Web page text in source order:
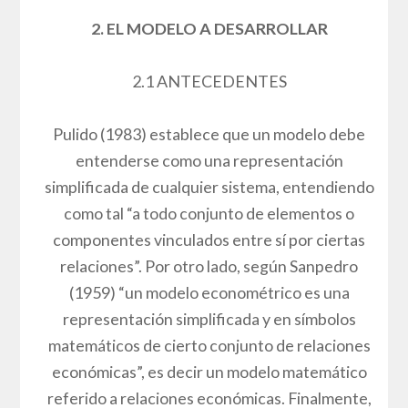
2. EL MODELO A DESARROLLAR
2.1 ANTECEDENTES
Pulido (1983) establece que un modelo debe
entenderse como una representación
simplificada de cualquier sistema, entendiendo
como tal “a todo conjunto de elementos o
componentes vinculados entre sí por ciertas
relaciones”. Por otro lado, según Sanpedro
(1959) “un modelo econométrico es una
representación simplificada y en símbolos
matemáticos de cierto conjunto de relaciones
económicas”, es decir un modelo matemático
referido a relaciones económicas. Finalmente,